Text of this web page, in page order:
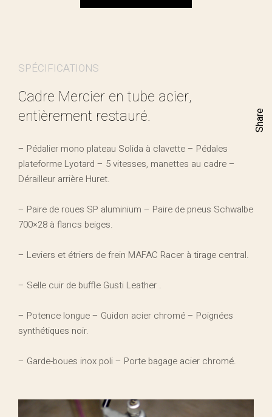
SPÉCIFICATIONS
Cadre Mercier en tube acier,
entièrement restauré.
– Pédalier mono plateau Solida à clavette – Pédales
plateforme Lyotard – 5 vitesses, manettes au cadre –
Dérailleur arrière Huret.
– Paire de roues SP aluminium – Paire de pneus Schwalbe
700×28 à flancs beiges.
– Leviers et étriers de frein MAFAC Racer à tirage central.
– Selle cuir de buffle Gusti Leather .
– Potence longue – Guidon acier chromé – Poignées
synthétiques noir.
– Garde-boues inox poli – Porte bagage acier chromé.
Share